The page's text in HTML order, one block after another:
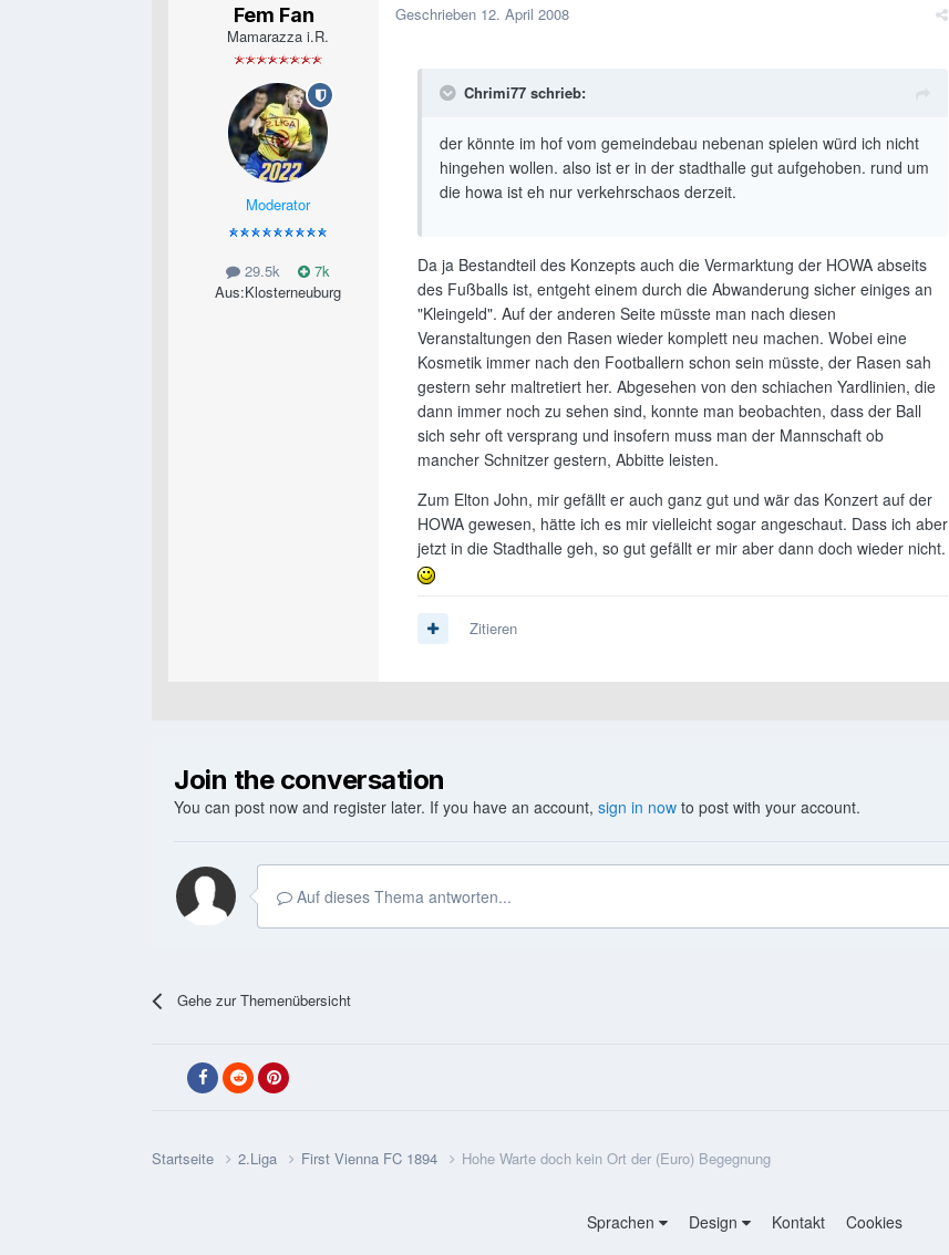
Fem Fan
Mamarazza i.R.
Moderator
29.5k
7k
Aus:Klosterneuburg
Geschrieben 12. April 2008
Chrimi77 schrieb:
der könnte im hof vom gemeindebau nebenan spielen würd ich nicht
hingehen wollen. also ist er in der stadthalle gut aufgehoben. rund um
die howa ist eh nur verkehrschaos derzeit.
Da ja Bestandteil des Konzepts auch die Vermarktung der HOWA abseits
des Fußballs ist, entgeht einem durch die Abwanderung sicher einiges an
"Kleingeld". Auf der anderen Seite müsste man nach diesen
Veranstaltungen den Rasen wieder komplett neu machen. Wobei eine
Kosmetik immer nach den Footballern schon sein müsste, der Rasen sah
gestern sehr maltretiert her. Abgesehen von den schiachen Yardlinien, die
dann immer noch zu sehen sind, konnte man beobachten, dass der Ball
sich sehr oft versprang und insofern muss man der Mannschaft ob
mancher Schnitzer gestern, Abbitte leisten.
Zum Elton John, mir gefällt er auch ganz gut und wär das Konzert auf der
HOWA gewesen, hätte ich es mir vielleicht sogar angeschaut. Dass ich aber
jetzt in die Stadthalle geh, so gut gefällt er mir aber dann doch wieder nicht.
Zitieren
Join the conversation
You can post now and register later. If you have an account, sign in now to post with your account.
Auf dieses Thema antworten...
Gehe zur Themenübersicht
Startseite 2.Liga First Vienna FC 1894 Hohe Warte doch kein Ort der (Euro) Begegnung
Sprachen Design Kontakt
Cookies